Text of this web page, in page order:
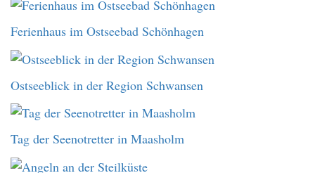
Ferienhaus im Ostseebad Schönhagen
Ostseeblick in der Region Schwansen
Tag der Seenotretter in Maasholm